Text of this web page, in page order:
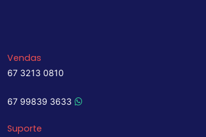
Vendas
67 3213 0810
67 99839 3633
Suporte